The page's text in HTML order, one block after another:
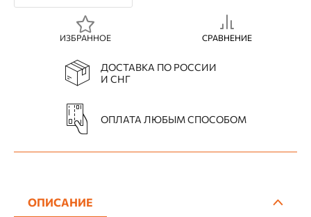
ИЗБРАННОЕ СРАВНЕНИЕ
ДОСТАВКА ПО РОССИИ
И СНГ
ОПЛАТА ЛЮБЫМ СПОСОБОМ
ОПИСАНИЕ